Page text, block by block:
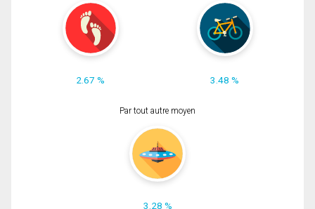
2.67 % 3.48 %
Par tout autre moyen
3.28 %